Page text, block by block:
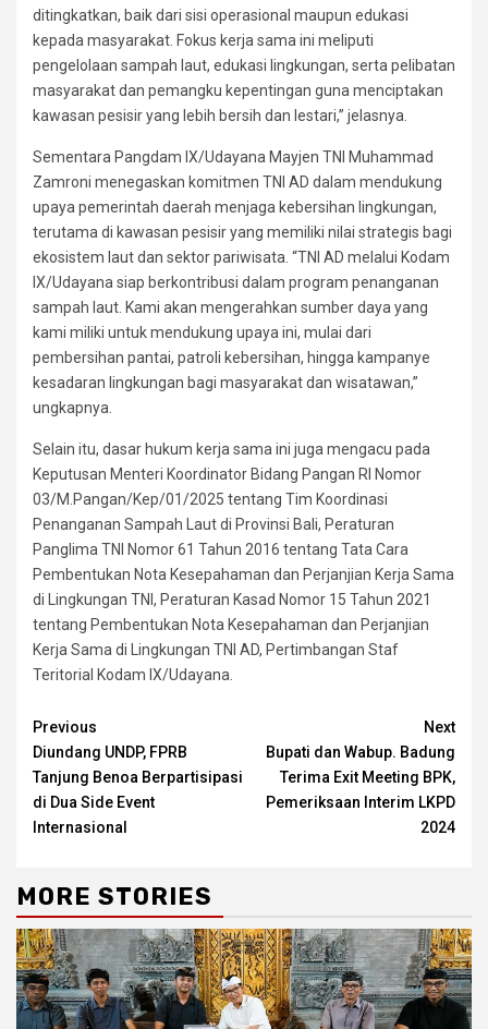
ditingkatkan, baik dari sisi operasional maupun edukasi
kepada masyarakat. Fokus kerja sama ini meliputi
pengelolaan sampah laut, edukasi lingkungan, serta pelibatan
masyarakat dan pemangku kepentingan guna menciptakan
kawasan pesisir yang lebih bersih dan lestari,” jelasnya.
Sementara Pangdam IX/Udayana Mayjen TNI Muhammad
Zamroni menegaskan komitmen TNI AD dalam mendukung
upaya pemerintah daerah menjaga kebersihan lingkungan,
terutama di kawasan pesisir yang memiliki nilai strategis bagi
ekosistem laut dan sektor pariwisata. “TNI AD melalui Kodam
IX/Udayana siap berkontribusi dalam program penanganan
sampah laut. Kami akan mengerahkan sumber daya yang
kami miliki untuk mendukung upaya ini, mulai dari
pembersihan pantai, patroli kebersihan, hingga kampanye
kesadaran lingkungan bagi masyarakat dan wisatawan,”
ungkapnya.
Selain itu, dasar hukum kerja sama ini juga mengacu pada
Keputusan Menteri Koordinator Bidang Pangan RI Nomor
03/M.Pangan/Kep/01/2025 tentang Tim Koordinasi
Penanganan Sampah Laut di Provinsi Bali, Peraturan
Panglima TNI Nomor 61 Tahun 2016 tentang Tata Cara
Pembentukan Nota Kesepahaman dan Perjanjian Kerja Sama
di Lingkungan TNI, Peraturan Kasad Nomor 15 Tahun 2021
tentang Pembentukan Nota Kesepahaman dan Perjanjian
Kerja Sama di Lingkungan TNI AD, Pertimbangan Staf
Teritorial Kodam IX/Udayana.
Continue
Reading
Previous
Diundang UNDP, FPRB
Tanjung Benoa Berpartisipasi
di Dua Side Event
Internasional
Next
Bupati dan Wabup. Badung
Terima Exit Meeting BPK,
Pemeriksaan Interim LKPD
2024
MORE STORIES